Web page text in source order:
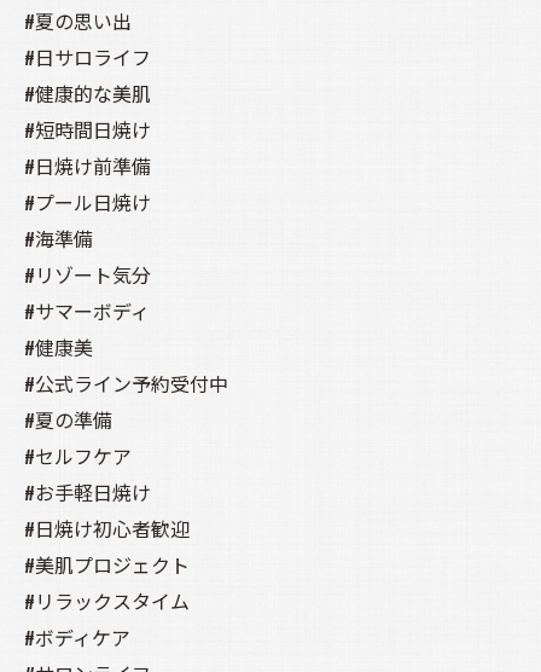
#夏の思い出
#日サロライフ
#健康的な美肌
#短時間日焼け
#日焼け前準備
#プール日焼け
#海準備
#リゾート気分
#サマーボディ
#健康美
#公式ライン予約受付中
#夏の準備
#セルフケア
#お手軽日焼け
#日焼け初心者歓迎
#美肌プロジェクト
#リラックスタイム
#ボディケア